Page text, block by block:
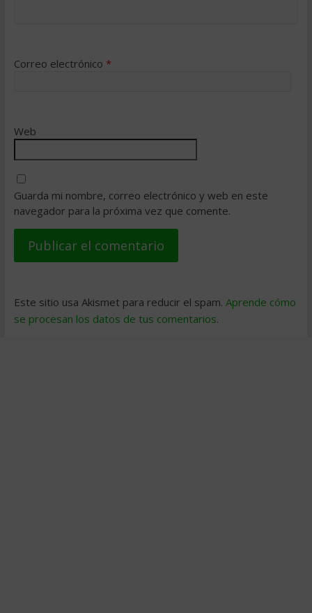
Correo electrónico *
Web
Guarda mi nombre, correo electrónico y web en este
navegador para la próxima vez que comente.
Este sitio usa Akismet para reducir el spam. Aprende cómo
se procesan los datos de tus comentarios.